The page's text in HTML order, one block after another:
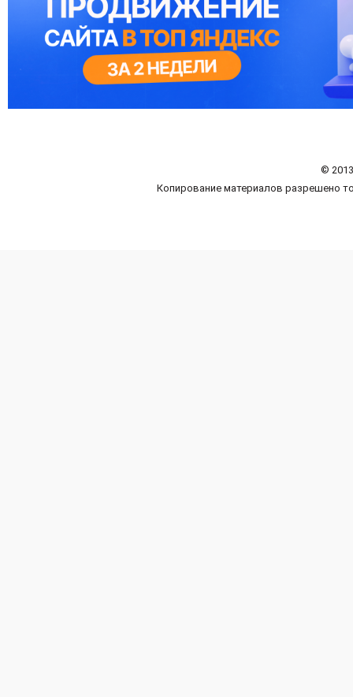
©
Копирование материалов разрешено